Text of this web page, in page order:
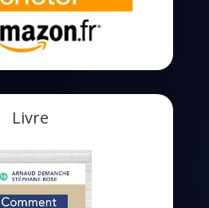
Livre